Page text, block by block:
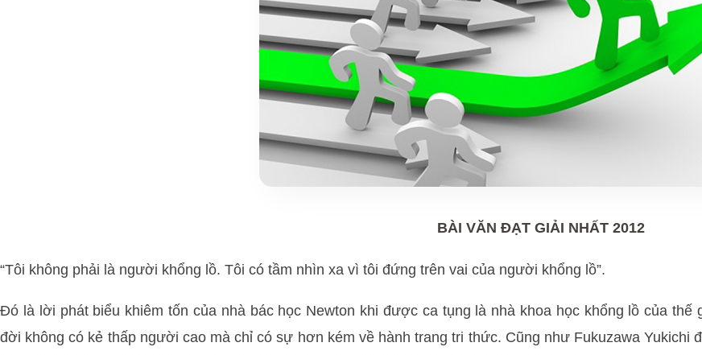
BÀI VĂN ĐẠT GIẢI NHẤT 2012
“Tôi không phải là người khổng lồ. Tôi có tầm nhìn xa vì tôi đứng trên vai của người khổng lồ”.
Đó là lời phát biểu khiêm tốn của nhà bác học Newton khi được ca tụng là nhà khoa học khổng lồ của
đời không có kẻ thấp người cao mà chỉ có sự hơn kém về hành trang tri thức. Cũng như Fukuzawa Yukichi